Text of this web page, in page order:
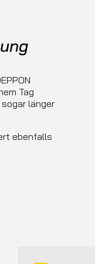
Tag
länger
ebenfalls